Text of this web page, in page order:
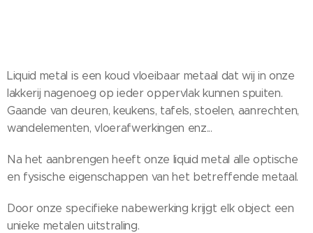
Liquid metal is een koud vloeibaar metaal dat wij in onze
lakkerij nagenoeg op ieder oppervlak kunnen spuiten.
Gaande van deuren, keukens, tafels, stoelen, aanrechten,
wandelementen, vloerafwerkingen enz...
Na het aanbrengen heeft onze liquid metal alle optische
en fysische eigenschappen van het betreffende metaal.
Door onze specifieke nabewerking krijgt elk object een
unieke metalen uitstraling.